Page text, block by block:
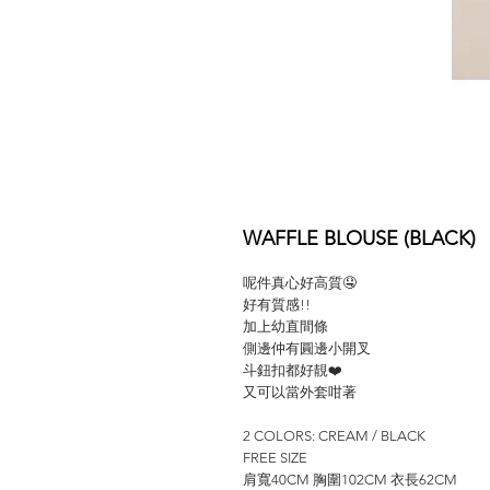
WAFFLE BLOUSE (BLACK)
呢件真心好高質🤤
好有質感!!
加上幼直間條
側邊仲有圓邊小開叉
斗鈕扣都好靚❤️
又可以當外套咁著
2 COLORS: CREAM / BLACK
FREE SIZE
肩寬40CM 胸圍102CM 衣長62CM